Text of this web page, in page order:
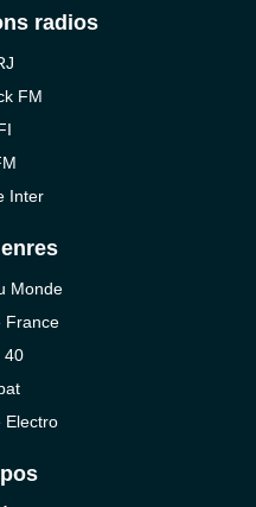
radios
FM
Inter
Monde
France
40
Electro